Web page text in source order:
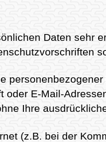
Daten sehr
E-Mail-
Ihre
(z.B. bei der